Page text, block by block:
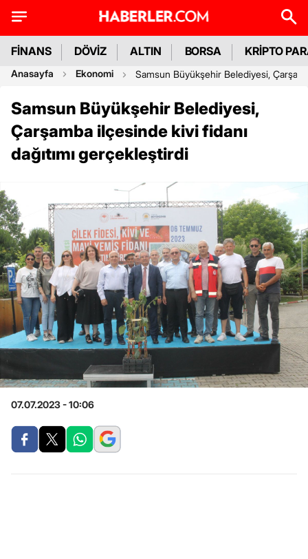
FİNANS DÖVİZ ALTIN BORSA KRİPTO
Anasayfa Ekonomi Samsun Büyükşehir Belediyesi,
Samsun Büyükşehir Belediyesi,
Çarşamba ilçesinde kivi fidanı
dağıtımı gerçekleştirdi
07.07.2023 - 10:06